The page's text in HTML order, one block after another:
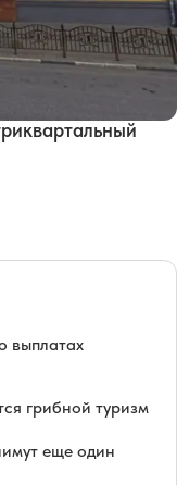
выплатах
грибной туризм
еще один